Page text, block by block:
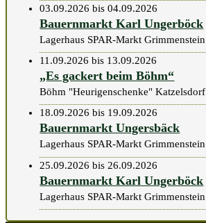
03.09.2026 bis 04.09.2026
Bauernmarkt Karl Ungerböck
Lagerhaus SPAR-Markt Grimmenstein
11.09.2026 bis 13.09.2026
„Es gackert beim Böhm“
Böhm "Heurigenschenke" Katzelsdorf
18.09.2026 bis 19.09.2026
Bauernmarkt Ungersbäck
Lagerhaus SPAR-Markt Grimmenstein
25.09.2026 bis 26.09.2026
Bauernmarkt Karl Ungerböck
Lagerhaus SPAR-Markt Grimmenstein